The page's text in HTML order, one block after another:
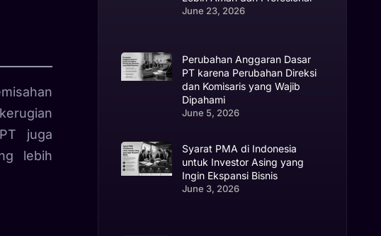
juga
lebih
June 23, 2026
Perubahan Anggaran Dasar
PT karena Perubahan Direksi
dan Komisaris yang Wajib
Dipahami
June 5, 2026
Syarat PMA di Indonesia
untuk Investor Asing yang
Ingin Ekspansi Bisnis
June 3, 2026